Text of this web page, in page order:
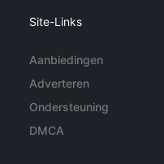
Site-Links
Aanbiedingen
Adverteren
Ondersteuning
DMCA